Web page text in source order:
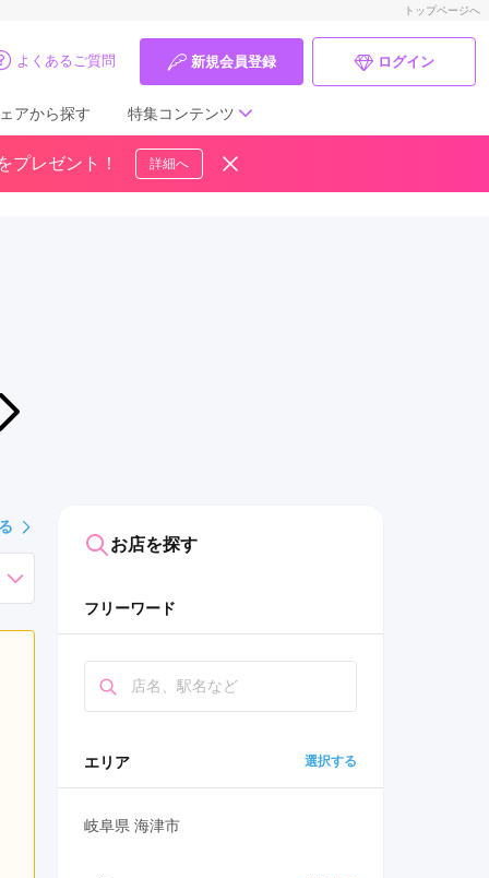
トップページへ
よくあるご質問 新規会員登録 ログイン
アから探す 特集コンテンツ
プレゼント！ 詳細へ
8月 振袖 SUMMER FAIR
お店を探す
フリーワード
エリア 選択する
岐阜県 海津市